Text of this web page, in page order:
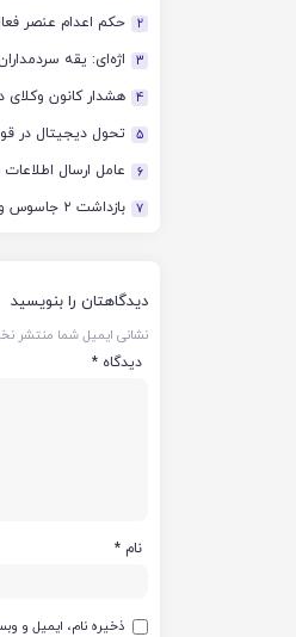
2 حکم اعدام عنصر
3 اژه‌ای: یقه
4 هشدار کانون وکلای
5 تحول دیجیتال در
6 عامل ارسال
7 بازداشت ۲ جاسوس وابسته به رژیم صهیونیستی در قزوین
دیدگاهتان را بنویسید
نشانی ایمیل شما منتشر
دیدگاه *
نام *
ذخیره نام، ایمیل و